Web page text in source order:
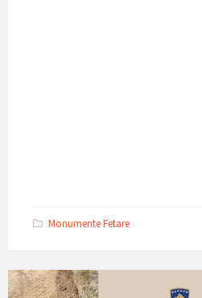
Monumente Fetare